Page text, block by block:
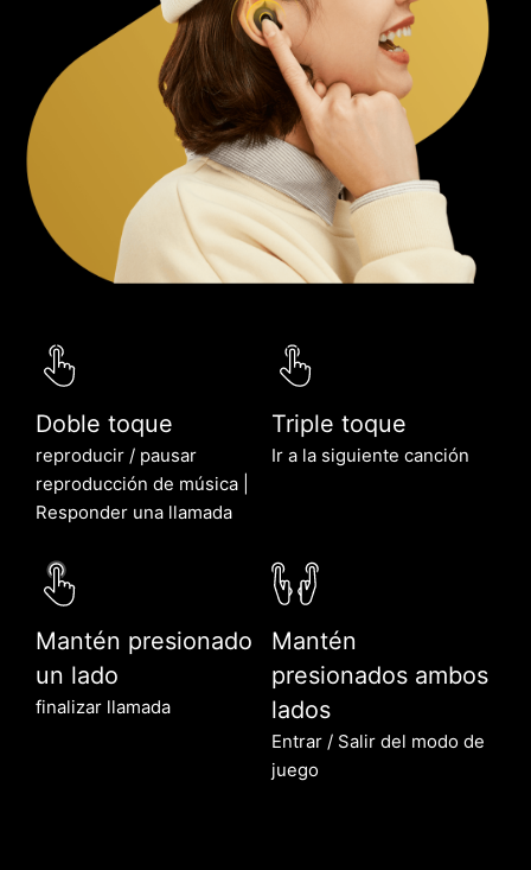
Doble toque
reproducir / pausar
reproducción de música |
Responder una llamada
Triple toque
Ir a la siguiente canción
Mantén presionado
un lado
finalizar llamada
Mantén
presionados ambos
lados
Entrar / Salir del modo de
juego